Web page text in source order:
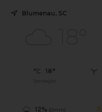
Blumenau, SC
18°
18°
Sensação
12% (0mm)